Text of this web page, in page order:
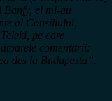
ei mi-au
al Consiliului,
pe care
comentarii:
des la Budapesta”.